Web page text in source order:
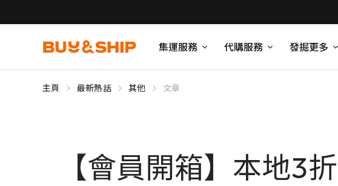
集運服務 代購服務 發掘更多
主頁 最新熱話 其他 文章
【會員開箱】本地3